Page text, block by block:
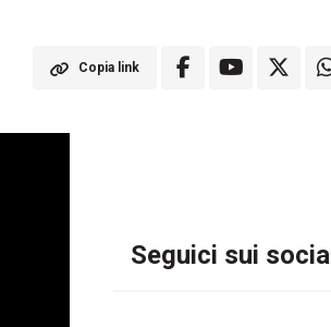
Copia link
Seguici sui social